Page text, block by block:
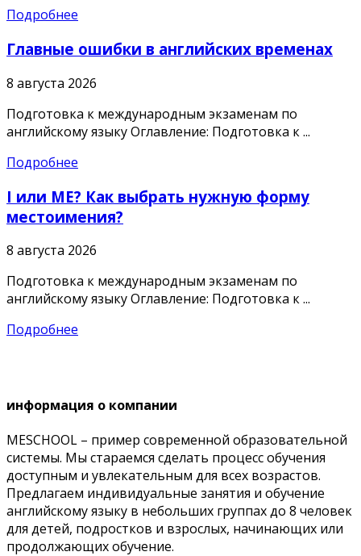
Подробнее
Главные ошибки в английских временах
8 августа 2026
Подготовка к международным экзаменам по
английскому языку Оглавление: Подготовка к ...
Подробнее
I или ME? Как выбрать нужную форму
местоимения?
8 августа 2026
Подготовка к международным экзаменам по
английскому языку Оглавление: Подготовка к ...
Подробнее
информация о компании
MESCHOOL – пример современной образовательной
системы. Мы стараемся сделать процесс обучения
доступным и увлекательным для всех возрастов.
Предлагаем индивидуальные занятия и обучение
английскому языку в небольших группах до 8 человек
для детей, подростков и взрослых, начинающих или
продолжающих обучение.